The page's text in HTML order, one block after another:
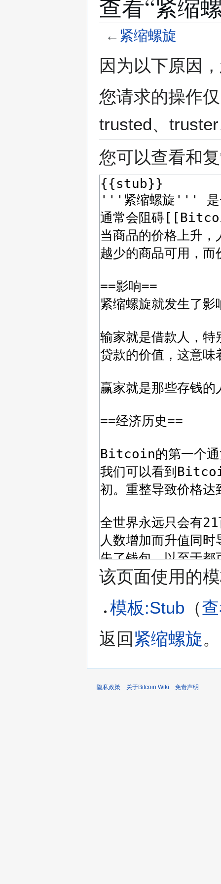
查看“︁紧缩
← 紧缩螺旋
跳
转
导
航
跳
转
搜
索
因为以下原因
您请求的操作
trusted、​
您可以查看和
该页面使用的
模板:Stub ​（
返回 紧缩螺旋。
隐私政策 关于Bitcoin Wiki 免责声明